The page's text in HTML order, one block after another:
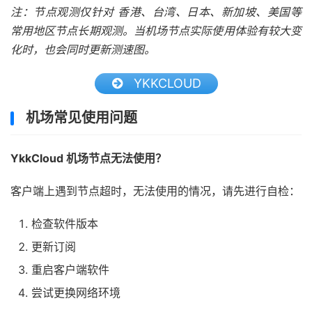
注：节点观测仅针对 香港、台湾、日本、新加坡、美国等
常用地区节点长期观测。当机场节点实际使用体验有较大变
化时，也会同时更新测速图。
YKKCLOUD
机场常见使用问题
YkkCloud 机场节点无法使用？
客户端上遇到节点超时，无法使用的情况，请先进行自检：
检查软件版本
更新订阅
重启客户端软件
尝试更换网络环境